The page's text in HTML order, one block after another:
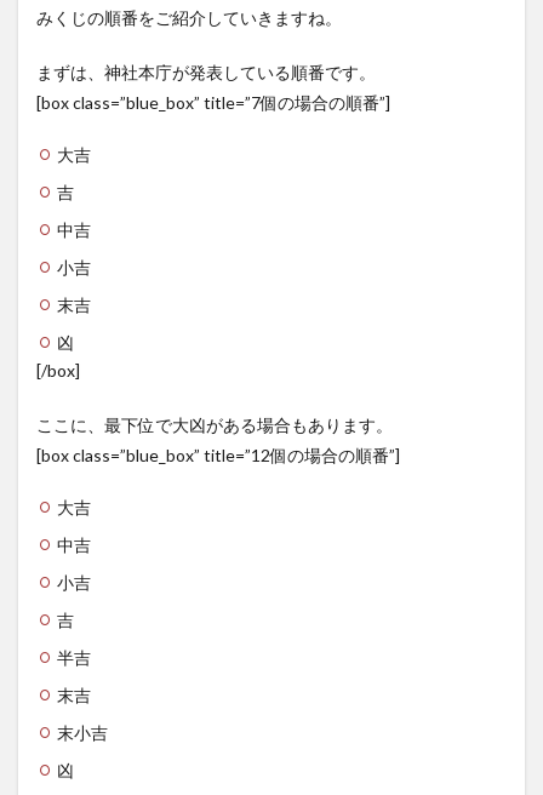
みくじの順番をご紹介していきますね。
まずは、神社本庁が発表している順番です。
[box class=”blue_box” title=”7個の場合の順番”]
大吉
吉
中吉
小吉
末吉
凶
[/box]
ここに、最下位で大凶がある場合もあります。
[box class=”blue_box” title=”12個の場合の順番”]
大吉
中吉
小吉
吉
半吉
末吉
末小吉
凶